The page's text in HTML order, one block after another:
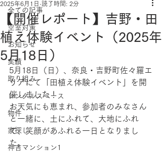
全ての記事
空室対策
お知らせ
実績
取り組み
レンタルスペース
物件
家探し
神吉マンション1
【開催レポート】吉野・田
植え体験イベント（2025年
5月18日）
2025年6月1日 読了時間: 2分
5月18日（日）、奈良・吉野町佐々羅エ
リアにて「田植え体験イベント」を開
催しました！
お天気にも恵まれ、参加者のみなさん
と一緒に、土にふれて、大地にふれ
て、笑顔があふれる一日となりまし
た。